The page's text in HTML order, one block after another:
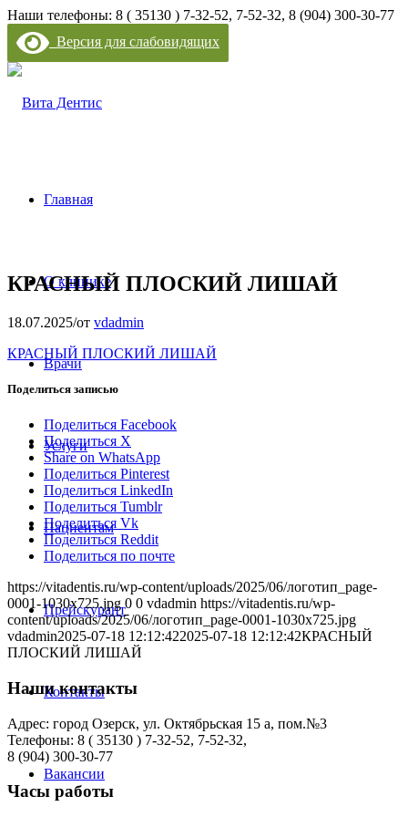
Наши телефоны: 8 ( 35130 ) 7-32-52, 7-52-32, 8 (904) 300-30-77
Версия для слабовидящих
Главная
О клинике
Врачи
Услуги
Пациентам
Прейскурант
Контакты
Вакансии
КРАСНЫЙ ПЛОСКИЙ ЛИШАЙ
18.07.2025/от vdadmin
КРАСНЫЙ ПЛОСКИЙ ЛИШАЙ
Поделиться записью
Поделиться Facebook
Поделиться X
Share on WhatsApp
Поделиться Pinterest
Поделиться LinkedIn
Поделиться Tumblr
Поделиться Vk
Поделиться Reddit
Поделиться по почте
https://vitadentis.ru/wp-content/uploads/2025/06/логотип_page-
0001-1030x725.jpg 0 0 vdadmin https://vitadentis.ru/wp-
content/uploads/2025/06/логотип_page-0001-1030x725.jpg
vdadmin2025-07-18 12:12:422025-07-18 12:12:42КРАСНЫЙ
ПЛОСКИЙ ЛИШАЙ
Наши контакты
Адрес: город Озерск, ул. Октябрьская 15 а, пом.№3
Телефоны: 8 ( 35130 ) 7-32-52, 7-52-32,
8 (904) 300-30-77
Часы работы